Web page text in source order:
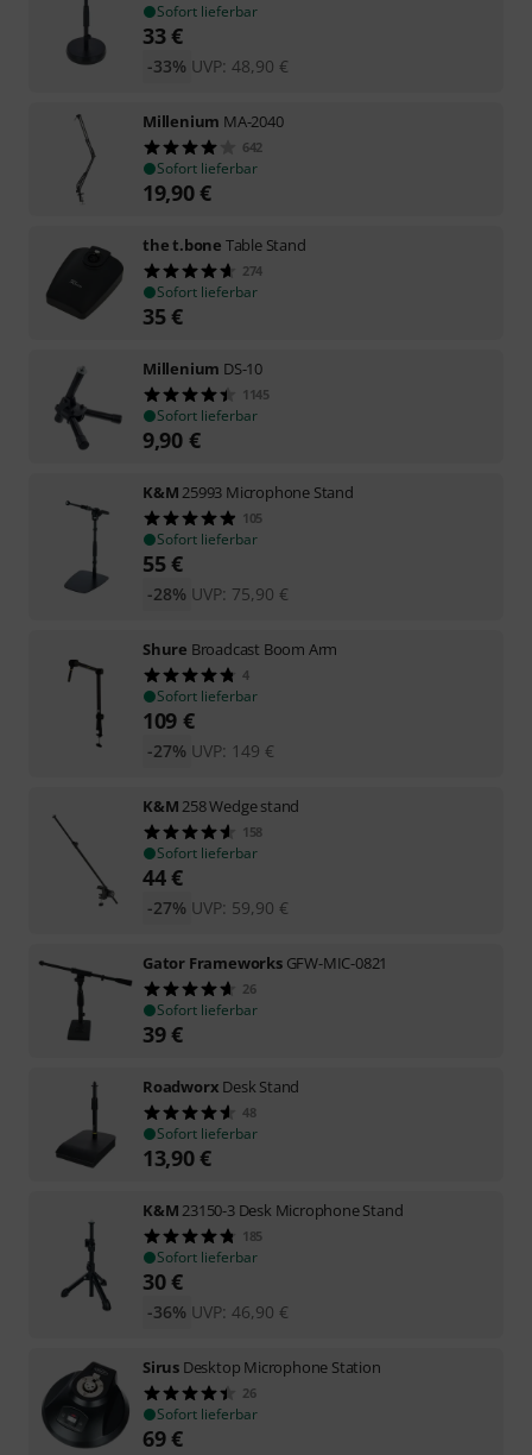
Sofort lieferbar
33€
UVP: 48,90 €
-33%
Millenium MA-2040
642
Sofort lieferbar
19,90€
the t.bone Table Stand
274
Sofort lieferbar
35€
Millenium DS-10
1145
Sofort lieferbar
9,90 €
K&M 25993 Microphone Stand
105
Sofort lieferbar
55€
UVP: 75,90 €
-28%
Shure Broadcast Boom Arm
4
Sofort lieferbar
109 €
UVP: 149 €
-27%
K&M 258 Wedge stand
158
Sofort lieferbar
44€
UVP: 59,90 €
-27%
Gator Frameworks GFW-MIC-0821
26
Sofort lieferbar
39€
Roadworx Desk Stand
48
Sofort lieferbar
13,90€
K&M 23150-3 Desk Microphone Stand
185
Sofort lieferbar
30€
UVP: 46,90 €
-36%
Sirus Desktop Microphone Station
26
Sofort lieferbar
69€